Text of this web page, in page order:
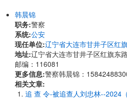
韩晨锦
职务:警察
系统:公安
现任单位:辽宁省大连市甘井子区红
地址:辽宁省大连市甘井子区红旗东
邮编：116081
更多信息:警察韩晨锦：
相关文章:
追 查 令-被追查人刘忠林--2024